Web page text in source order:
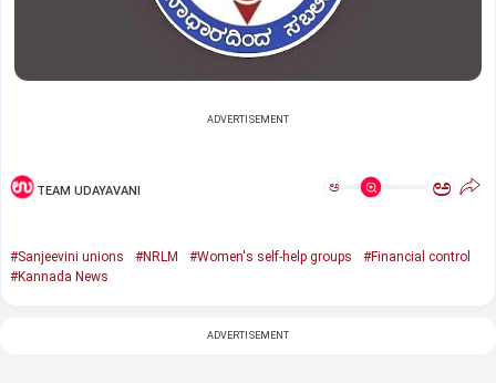
ADVERTISEMENT
TEAM UDAYAVANI ಅ ಅ
#Sanjeevini unions #NRLM #Women's self-help groups
#Financial control
#Kannada News
ADVERTISEMENT